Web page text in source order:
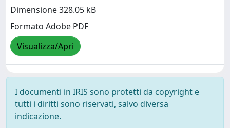
Dimensione 328.05 kB
Formato Adobe PDF
Visualizza/Apri
I documenti in IRIS sono protetti da copyright e
tutti i diritti sono riservati, salvo diversa
indicazione.